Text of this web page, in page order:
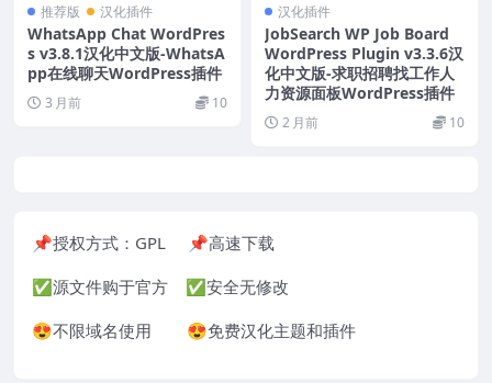
推荐版 汉化插件
WhatsApp Chat WordPres
s v3.8.1汉化中文版-WhatsA
pp在线聊天WordPress插件
3 月前 10
汉化插件
JobSearch WP Job Board
WordPress Plugin v3.3.6汉
化中文版-求职招聘找工作人
力资源面板WordPress插件
2 月前 10
📌授权方式：GPL 📌高速下载
✅源文件购于官方 ✅安全无修改
😍不限域名使用 😍免费汉化主题和插件